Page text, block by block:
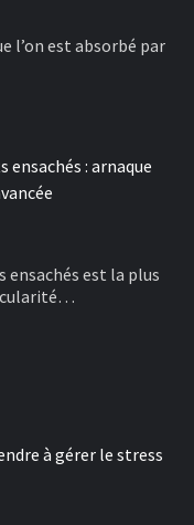
l’on est absorbé par
ensachés : arnaque
est la plus
à gérer le stress